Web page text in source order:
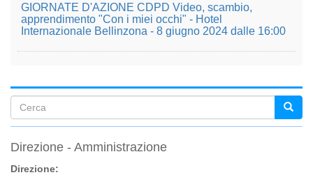
GIORNATE D'AZIONE CDPD Video, scambio,
apprendimento "Con i miei occhi" - Hotel
Internazionale Bellinzona - 8 giugno 2024 dalle 16:00
Form
di
ricerca
Direzione - Amministrazione
Direzione: